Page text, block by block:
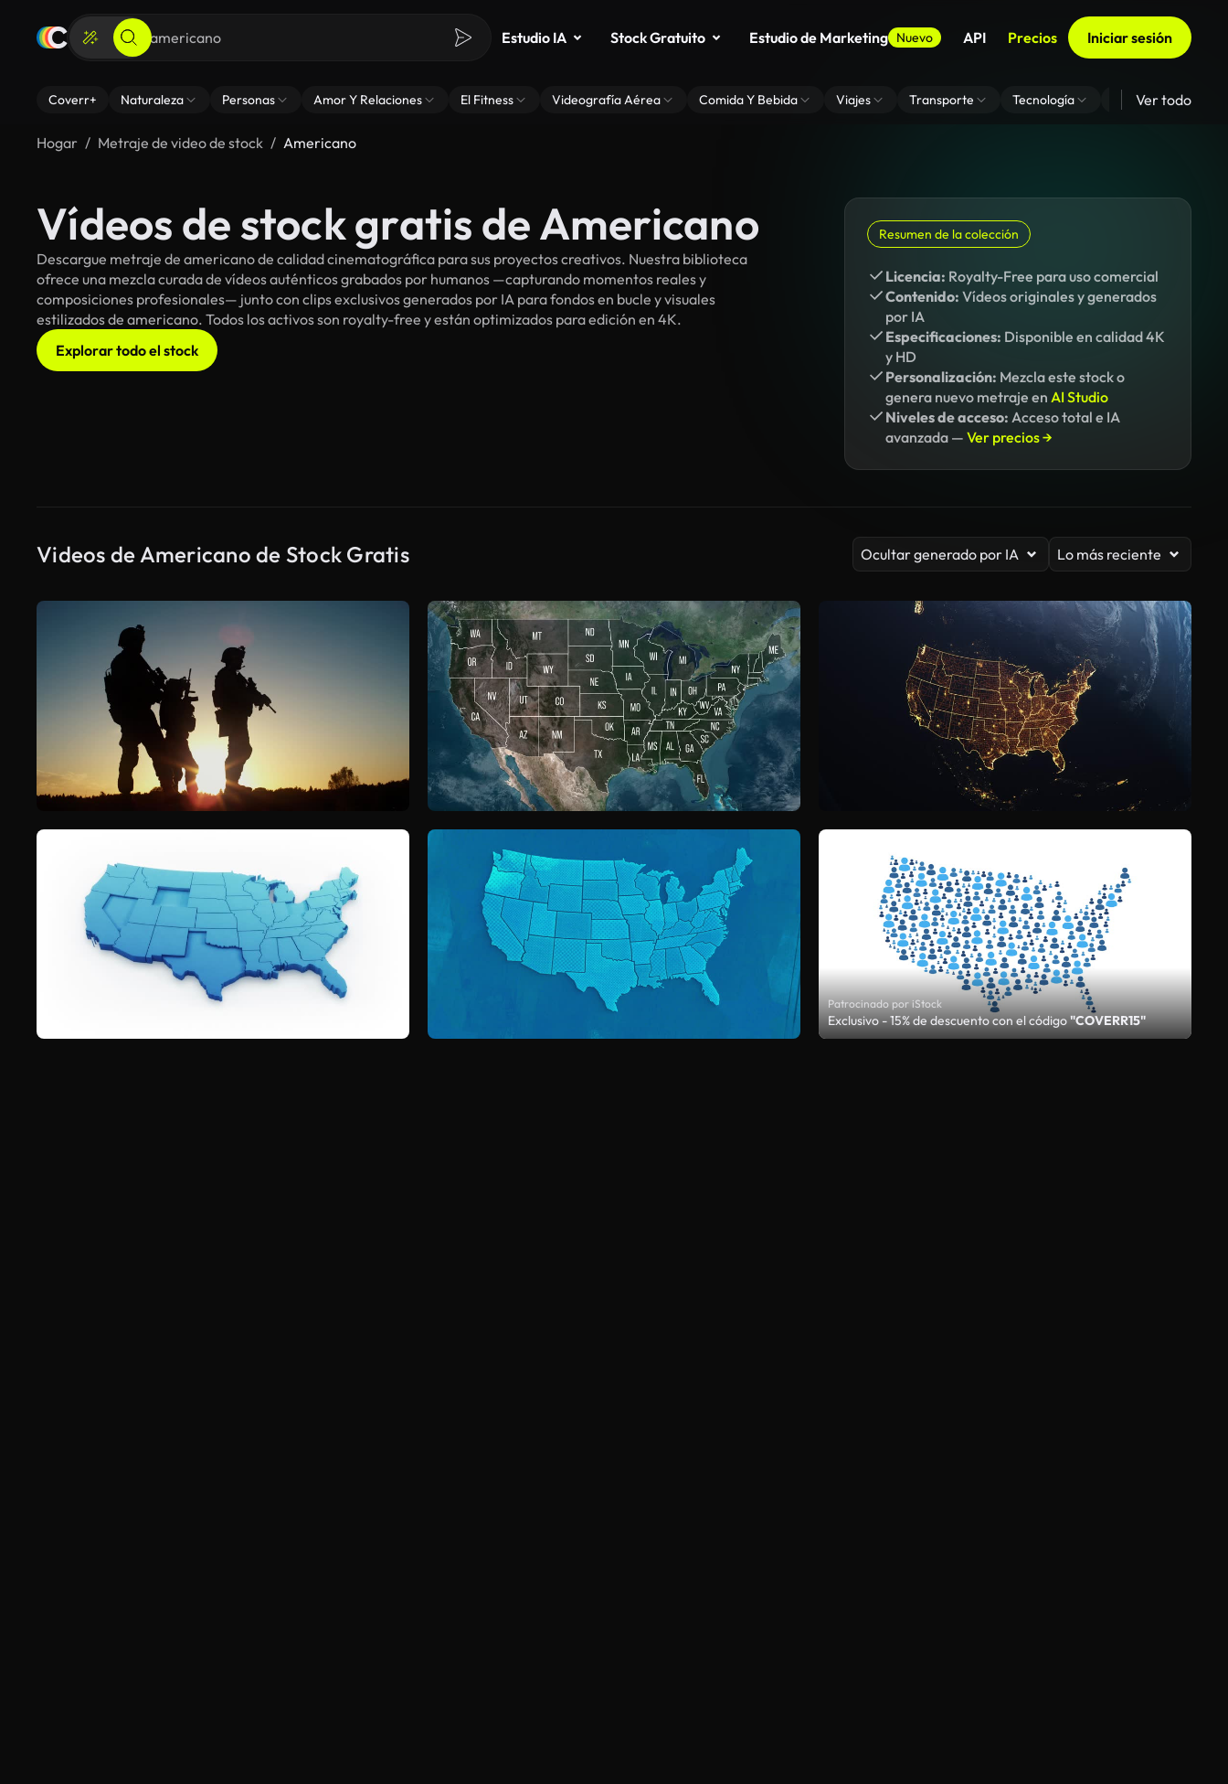
Estudio IA Stock Gratuito Estudio de Marketing Nuevo API Precios Iniciar sesión
Coverr+ Naturaleza Personas Amor Y Relaciones El Fitness Videografía Aérea Comida Y Bebida Viajes Transporte Tecnología Zoom De Fondo
Ver todo
Hogar Metraje de video de stock Americano
Vídeos de stock gratis de Americano
Descargue metraje de americano de calidad cinematográfica para sus proyectos creativos. Nuestra biblioteca
ofrece una mezcla curada de vídeos auténticos grabados por humanos —capturando momentos reales y
composiciones profesionales— junto con clips exclusivos generados por IA para fondos en bucle y visuales
estilizados de americano. Todos los activos son royalty-free y están optimizados para edición en 4K.
Explorar todo el stock
Resumen de la colección
Licencia: Royalty-Free para uso comercial
Contenido: Vídeos originales y generados
por IA
Especificaciones: Disponible en calidad 4K
y HD
Personalización: Mezcla este stock o
genera nuevo metraje en AI Studio
Niveles de acceso: Acceso total e IA
avanzada — Ver precios →
Videos de Americano de Stock Gratis Ocultar generado por IA Lo más reciente
Patrocinado por iStock
Exclusivo - 15% de descuento con el código"COVERR15"